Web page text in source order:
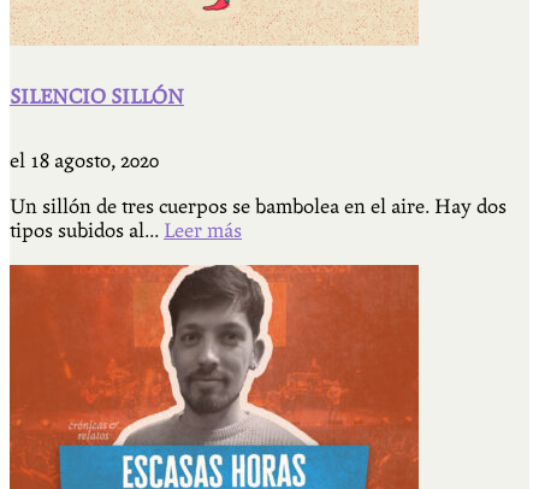
SILENCIO SILLÓN
el 18 agosto, 2020
Un sillón de tres cuerpos se bambolea en el aire. Hay dos
tipos subidos al... Leer más